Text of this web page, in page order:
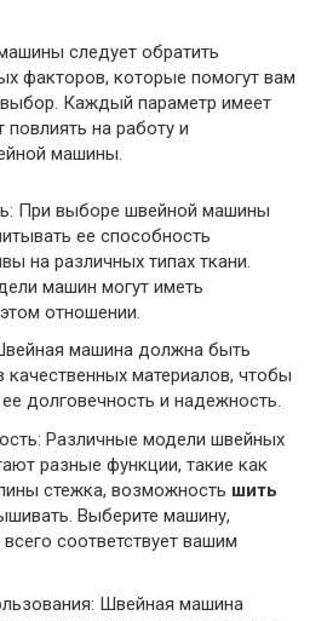
следует обратить
факторов, которые помогут вам
Каждый параметр имеет
на работу и
машины.
При выборе швейной машины
ее способность
на различных типах ткани.
машин могут иметь
отношении.
машина должна быть
качественных материалов, чтобы
ее долговечность и надежность.
Различные модели швейных
разные функции, такие как
стежка, возможность шить
Выберите машину,
соответствует вашим
Швейная машина